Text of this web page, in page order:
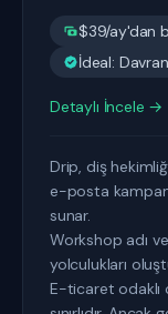
$39/ay'dan
İdeal:
Detaylı İncele →
Drip, diş
e-posta
sunar.
Workshop adı
yolculukları
E-ticaret odaklı